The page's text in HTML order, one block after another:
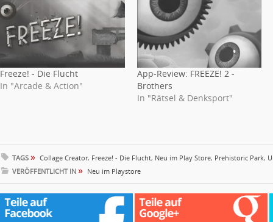
Freeze! - Die Flucht
In "Arcade & Action"
App-Review: FREEZE! 2 -
Brothers
In "Rätsel & Denksport"
TAGS » Collage Creator, Freeze! - Die Flucht, Neu im Play Store, Prehistoric Park,
VERÖFFENTLICHT IN » Neu im Playstore